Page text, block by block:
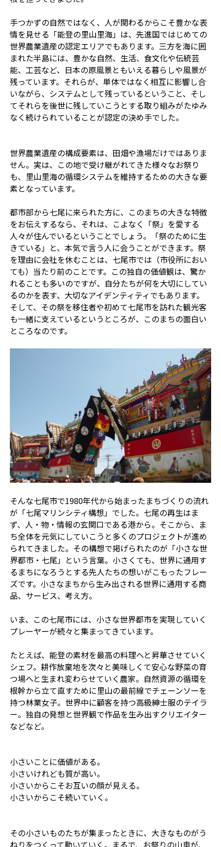
手つかずの自然ではなく、人が関わるからこそ豊かな表
情を見せる「能登の里山里海」は、先進国ではじめての
世界農業遺産の認定エリアでもあります。三方を海に囲
まれた半島には、豊かな自然、生活、食文化や伝統芸
能、工芸など、日本の原風景ともいえる暮らしや風景が
残っています。それらが、単体ではなく相互に影響し合
いながら、システムとして残っているということ、そし
てそれらを後世に残していこうとする取り組みがたゆみ
なく続けられていることが認定の決め手でした。
世界農業遺産の構成要素は、田畑や漁場だけではありま
せん。実は、この地で受け継がれてきた様々なお祭り
も、里山里海の循環システムを維持するための大きな要
素となっています。
都市部から七尾に来られた方に、このまちの大きな特徴
をお伝えするなら、それは、こよなく「祭」を愛する
人々が住んでいるということでしょう。「祭のために生
きている」と、本気で言う人に会うことができます。祭
を理由に会社を休むことは、七尾市では（市役所におい
ても）当たり前のことです。この独自の価値観は、驚か
れることも多いのですが、自分たちが何を大切にしてい
るのかを表す、大切なアイデンティティでもあります。
そして、その祭を移住者や初めて七尾市を訪れた観光客
も一緒に支えているというところが、このまちの面白い
ところなのです。
そんな七尾市で1980年代から始まったまちづくりの流れ
が「七尾マリンシティ構想」でした。七尾の再生はま
ず、人・物・情報の玄関口である港から。そこから、ま
ち全体を元気にしていこうと多くのプロジェクトが進め
られてきました。その構想で掲げられたのが「小さな世
界都市・七尾」という言葉。小さくても、世界に通用す
るまちになろうとする先人たちの想いがこもったフレー
ズです。小さなまちから生み出される世界に通用する商
品、サービス、考え方。
いま、この七尾市には、小さな世界都市を実現していく
プレーヤーが続々と集まってきています。
たとえば、能登の素材を最高の料理へと昇華させていく
シェフ。耕作放棄地を次々と美味しくて安心な野菜の育
つ場へと生まれ変わらせていく農家。自然資源の循環を
根幹から立て直すために里山の最前線でチェーンソーを
持つ林業女子。世界中に顧客を持つ高級紳士服のテイラ
ー。独自の発想と世界観で作品を生み出すクリエイター
などなど。
小さいことに価値がある。
小さいけれども質が高い。
小さいからこそお互いの顔が見える。
小さいからこそ続いていく。
その小さいものたちが集まったときに、大きなものがう
ねりをつくって動いていく。まるで、お祭りの山車が、